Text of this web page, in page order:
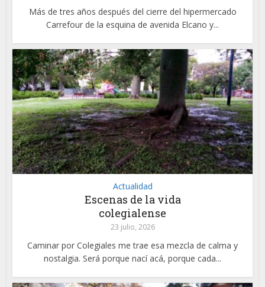
Más de tres años después del cierre del hipermercado
Carrefour de la esquina de avenida Elcano y...
Actualidad
Escenas de la vida
colegialense
23 julio, 2026
Caminar por Colegiales me trae esa mezcla de calma y
nostalgia. Será porque nací acá, porque cada...